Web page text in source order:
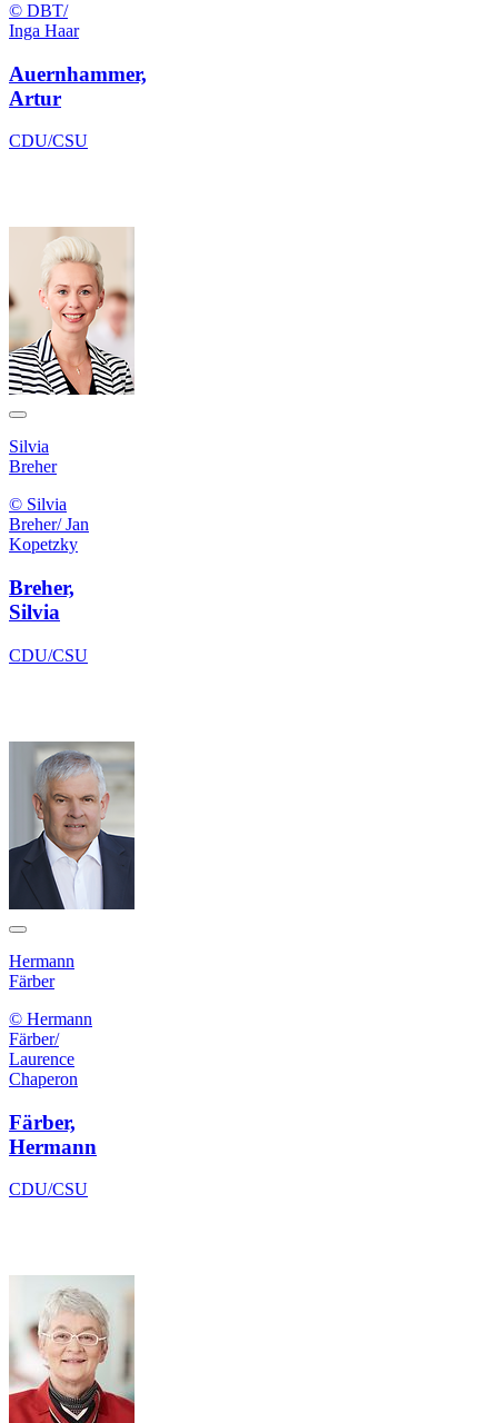
© DBT/
Inga Haar
Auernhammer,
Artur
CDU/CSU
Silvia
Breher
© Silvia
Breher/ Jan
Kopetzky
Breher,
Silvia
CDU/CSU
Hermann
Färber
© Hermann
Färber/
Laurence
Chaperon
Färber,
Hermann
CDU/CSU